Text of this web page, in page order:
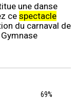
une danse
ce spectacle
du carnaval de
69%